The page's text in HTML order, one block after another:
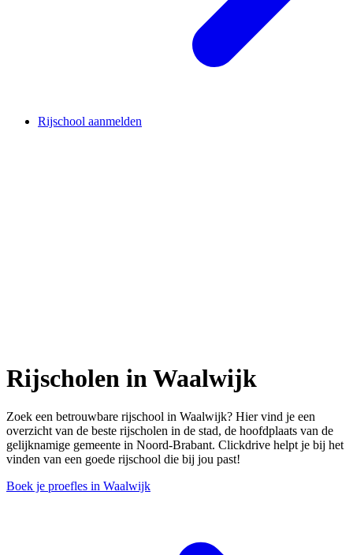
Rijschool aanmelden
Rijscholen in Waalwijk
Zoek een betrouwbare rijschool in Waalwijk? Hier vind je een
overzicht van de beste rijscholen in de stad, de hoofdplaats van de
gelijknamige gemeente in Noord-Brabant. Clickdrive helpt je bij het
vinden van een goede rijschool die bij jou past!
Boek je proefles in Waalwijk